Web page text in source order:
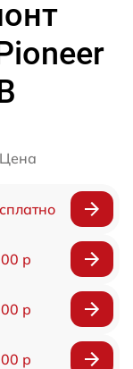
Цена
р
р
р